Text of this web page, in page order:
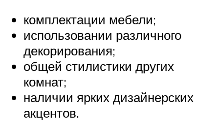
комплектации мебели;
использовании различного
декорирования;
общей стилистики других
комнат;
наличии ярких дизайнерских
акцентов.